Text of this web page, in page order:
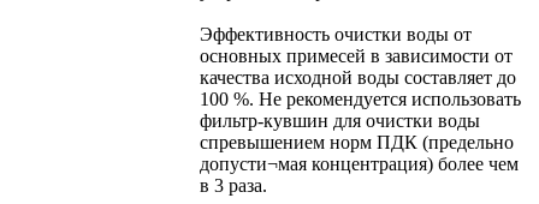
Эффективность очистки воды от
основных примесей в зависимости от
качества исходной воды составляет до
100 %. Не рекомендуется использовать
фильтр-кувшин для очистки воды
спревышением норм ПДК (предельно
допусти¬мая концентрация) более чем
в 3 раза.